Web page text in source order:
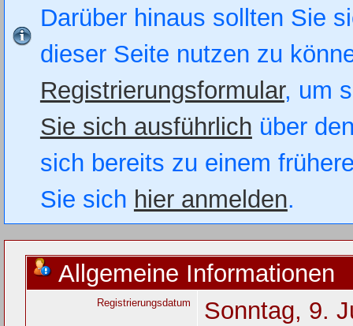
Darüber hinaus sollten Sie
dieser Seite nutzen zu
Registrierungsformular, um
Sie sich ausführlich über
sich bereits zu einem
Sie sich hier anmelden.
Allgemeine Informationen
Registrierungsdatum Sonntag, 9.